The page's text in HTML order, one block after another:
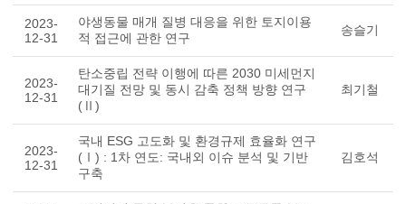
2023-
12-31
야생동물 매개 질병 대응을 위한 토지이용
적 접근에 관한 연구
송슬기
2023-
12-31
탄소중립 전략 이행에 따른 2030 미세먼지
대기질 전망 및 동시 감축 정책 방향 연구
(Ⅱ)
최기철
2023-
12-31
국내 ESG 고도화 및 환경규제 효율화 연구
(Ⅰ) : 1차 연도: 국내외 이슈 분석 및 기반
구축
김호석